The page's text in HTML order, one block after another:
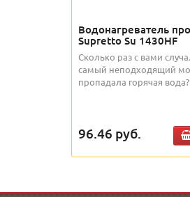
Водонагреватель
Supretto Su 1430HF
Сколько раз с вами
самый неподходящий
пропадала горячая вода?
96.46 руб.